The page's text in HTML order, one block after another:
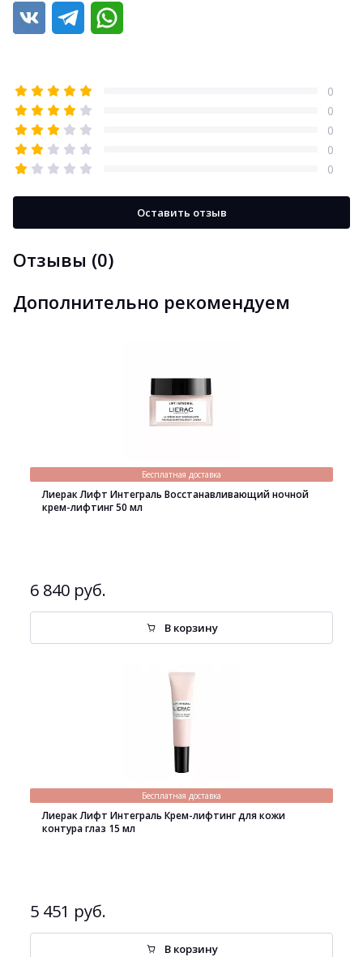
Отзывы (0)
0
0
0
0
0
Оставить отзыв
Дополнительно рекомендуем
Бесплатная доставка
Лиерак Лифт Интеграль Восстанавливающий ночной
крем-лифтинг 50 мл
6 840 руб.
В корзину
Бесплатная доставка
Лиерак Лифт Интеграль Крем-лифтинг для кожи
контура глаз 15 мл
5 451 руб.
В корзину